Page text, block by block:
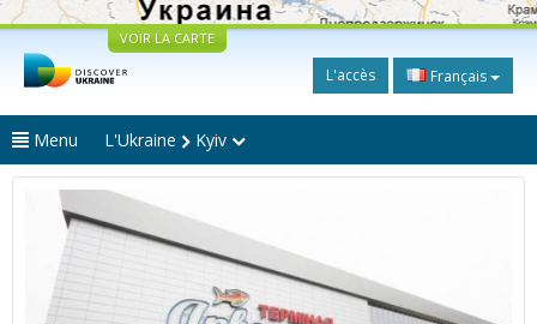
VOIR LA CARTE
L'accès Français
Menu L'Ukraine Kyiv